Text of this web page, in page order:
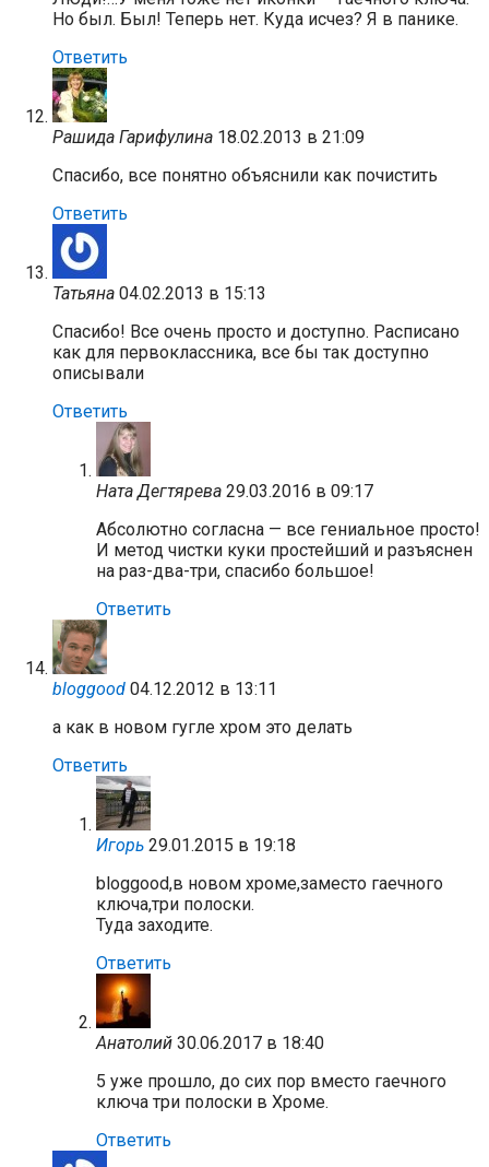
Но был. Был! Теперь нет. Куда исчез? Я в панике.
Ответить
Рашида Гарифулина 18.02.2013 в 21:09
Спасибо, все понятно объяснили как почистить
Ответить
Татьяна 04.02.2013 в 15:13
Спасибо! Все очень просто и доступно. Расписано
как для первоклассника, все бы так доступно
описывали
Ответить
Ната Дегтярева 29.03.2016 в 09:17
Абсолютно согласна — все гениальное просто!
И метод чистки куки простейший и разъяснен
на раз-два-три, спасибо большое!
Ответить
bloggood 04.12.2012 в 13:11
а как в новом гугле хром это делать
Ответить
Игорь 29.01.2015 в 19:18
bloggood,в новом хроме,заместо гаечного
ключа,три полоски.
Туда заходите.
Ответить
Анатолий 30.06.2017 в 18:40
5 уже прошло, до сих пор вместо гаечного
ключа три полоски в Хроме.
Ответить